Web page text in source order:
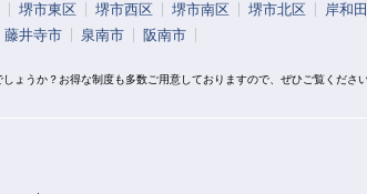
堺市東区 堺市西区 堺市南区 堺市北区 岸和
藤井寺市 泉南市 阪南市
ょうか？お得な制度も多数ご用意しておりますので、ぜひご覧ください